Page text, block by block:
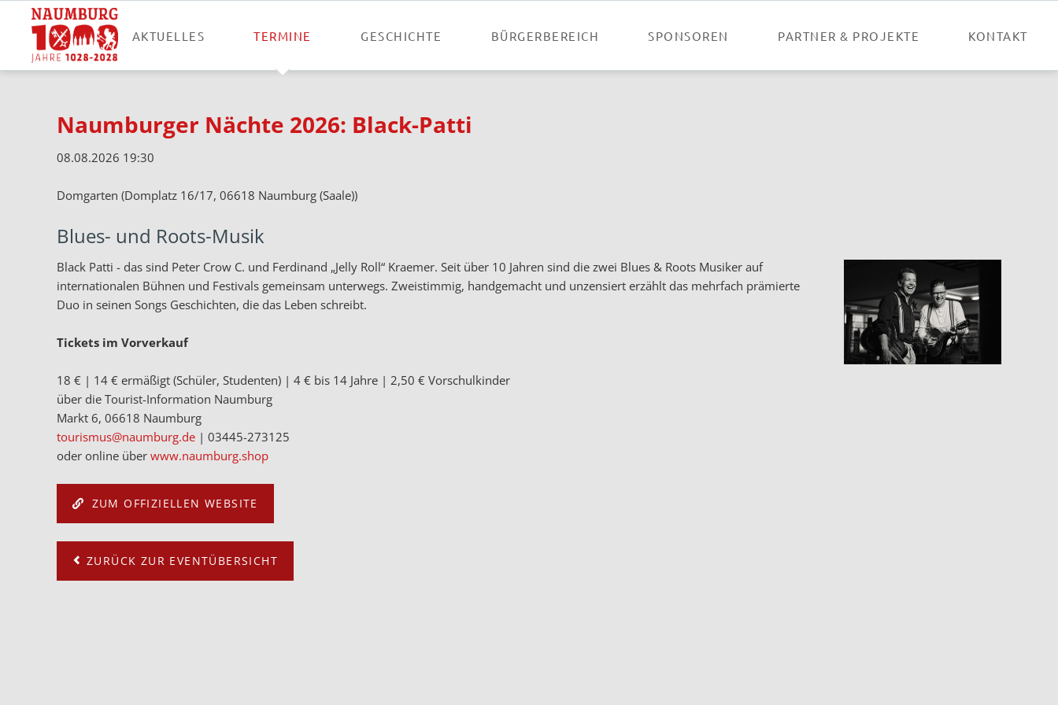
AKTUELLES TERMINE GESCHICHTE BÜRGERBEREICH SPONSOREN PARTNER & PROJEKTE KONTAKT
Naumburger Nächte 2026: Black-Patti
08.08.2026 19:30
Domgarten (Domplatz 16/17, 06618 Naumburg (Saale))
Blues- und Roots-Musik
Black Patti - das sind Peter Crow C. und Ferdinand „Jelly Roll“ Kraemer. Seit über 10 Jahren sind die zwei Blues & Roots Musiker auf
internationalen Bühnen und Festivals gemeinsam unterwegs. Zweistimmig, handgemacht und unzensiert erzählt das mehrfach prämierte
Duo in seinen Songs Geschichten, die das Leben schreibt.
Tickets im Vorverkauf
18 € | 14 € ermäßigt (Schüler, Studenten) | 4 € bis 14 Jahre | 2,50 € Vorschulkinder
über die Tourist-Information Naumburg
Markt 6, 06618 Naumburg
tourismus@naumburg.de | 03445-273125
oder online über www.naumburg.shop
ZUM OFFIZIELLEN WEBSITE
ZURÜCK ZUR EVENTÜBERSICHT